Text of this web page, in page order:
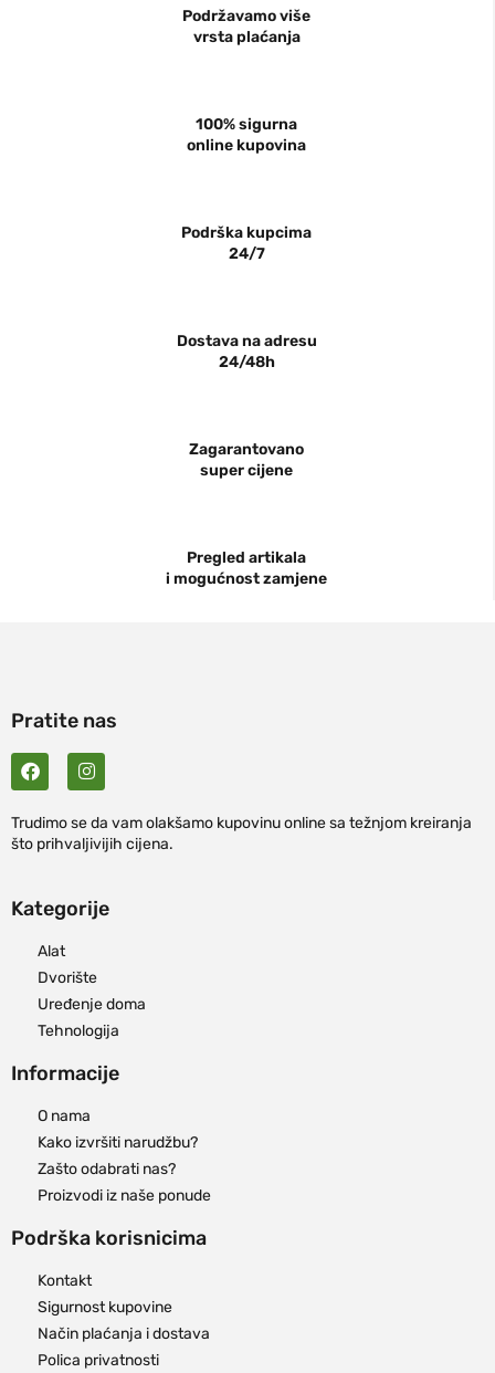
Podržavamo više
vrsta plaćanja
100% sigurna
online kupovina
Podrška kupcima
24/7
Dostava na adresu
24/48h
Zagarantovano
super cijene
Pregled artikala
i mogućnost zamjene
Pratite nas
Trudimo se da vam olakšamo kupovinu online sa težnjom kreiranja
što prihvaljivijih cijena.
Kategorije
Alat
Dvorište
Uređenje doma
Tehnologija
Informacije
O nama
Kako izvršiti narudžbu?
Zašto odabrati nas?
Proizvodi iz naše ponude
Podrška korisnicima
Kontakt
Sigurnost kupovine
Način plaćanja i dostava
Polica privatnosti